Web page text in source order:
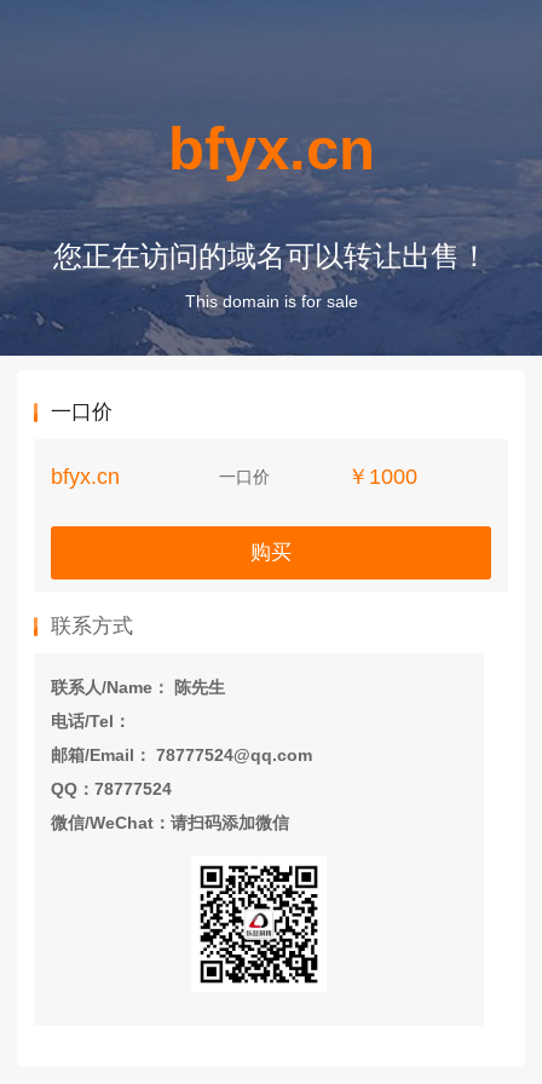
bfyx.cn
您正在访问的域名可以转让出售！
This domain is for sale
一口价
bfyx.cn 一口价 ￥1000
购买
联系方式
联系人/Name： 陈先生
电话/Tel：
邮箱/Email： 78777524@qq.com
QQ：78777524
微信/WeChat：请扫码添加微信